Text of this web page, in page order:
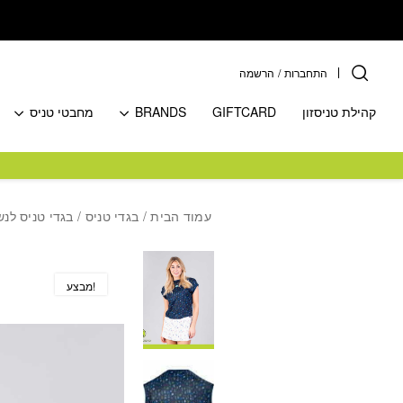
התחברות / הרשמה
קהילת טניסזון GIFTCARD
BRANDS מחבטי טניס
עמוד הבית/ בגדי טניס / בגדי טניס
מבצע!